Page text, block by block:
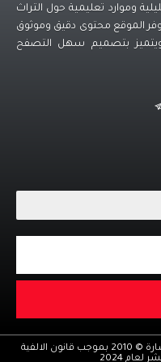
أمس قبل الثورة، وما هو
غداً بعد الثورة.
في الأسرة الأسدية،
التـكوّن كـشـعب. لقد
ووطـنية وإنسانية في
واجب الـسـوريـين
وموارد تعليمية حول التراث
الموقع محتوى دقيق وموثوق
ويتميز بتصميم سهل التصفح
جميع الحقوق محفوظة لصالح مجلة الحضارة © 2010 بموجب قانون الالفية
2024